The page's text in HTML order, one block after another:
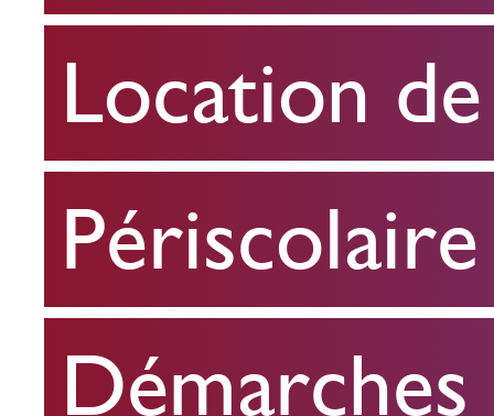
Location
de
salle
Périscolaire
Location
Périscolaire